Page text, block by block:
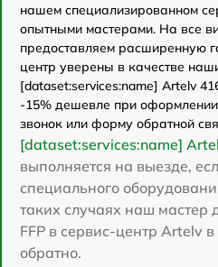
нашем специализированном
опытными мастерами. На все
предоставляем расширенную
центр уверены в качестве
[dataset:services:name] Artelv
-15% дешевле при
звонок или форму обратной
[dataset:services:name]
выполняется на выезде,
специального
таких случаях наш мастер
FFP в сервис-центр Artelv
обратно.